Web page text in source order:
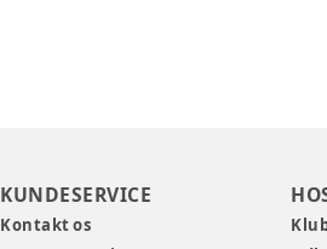
KUNDESERVICE
Kontakt os